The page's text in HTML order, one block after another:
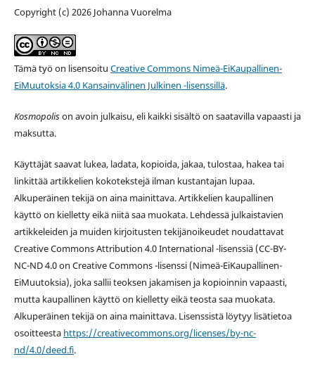
Copyright (c) 2026 Johanna Vuorelma
Tämä työ on lisensoitu Creative Commons Nimeä-EiKaupallinen-
EiMuutoksia 4.0 Kansainvälinen Julkinen -lisenssillä.
Kosmopolison avoin julkaisu, eli kaikki sisältö on saatavilla vapaasti ja
maksutta.
Käyttäjät saavat lukea, ladata, kopioida, jakaa, tulostaa, hakea tai
linkittää artikkelien kokotekstejä ilman kustantajan lupaa.
Alkuperäinen tekijä on aina mainittava. Artikkelien kaupallinen
käyttö on kielletty eikä niitä saa muokata. Lehdessä julkaistavien
artikkeleiden ja muiden kirjoitusten tekijänoikeudet noudattavat
Creative Commons Attribution 4.0 International -lisenssiä (CC-BY-
NC-ND 4.0 on Creative Commons -lisenssi(Nimeä-EiKaupallinen-
EiMuutoksia), joka sallii teoksen jakamisen ja kopioinnin vapaasti,
mutta kaupallinen käyttö on kielletty eikä teosta saa muokata.
Alkuperäinen tekijä on aina mainittava. Lisenssistä löytyy lisätietoa
osoitteesta https://creativecommons.org/licenses/by-nc-
nd/4.0/deed.fi.